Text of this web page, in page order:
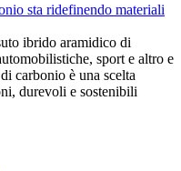
sta ridefinendo materiali
ibrido aramidico di
sport e altro e
carbonio è una scelta
durevoli e sostenibili